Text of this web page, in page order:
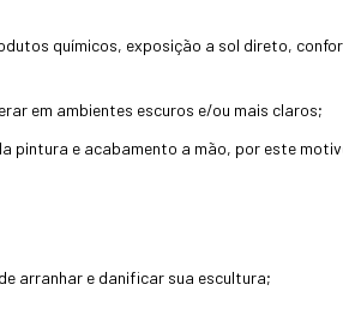
químicos, exposição a sol direto,
em ambientes escuros e/ou mais claros;
pintura e acabamento a mão, por este
arranhar e danificar sua escultura;